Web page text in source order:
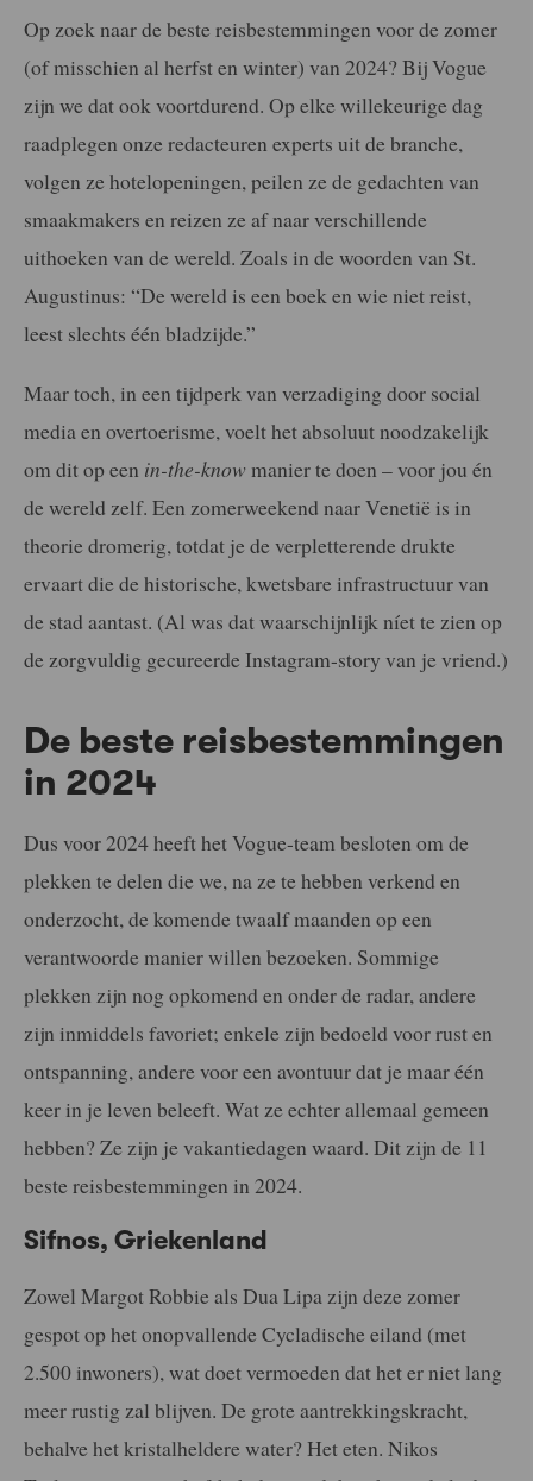
Op zoek naar de beste reisbestemmingen voor de zomer
(of misschien al herfst en winter) van 2024? Bij Vogue
zijn we dat ook voortdurend. Op elke willekeurige dag
raadplegen onze redacteuren experts uit de branche,
volgen ze hotelopeningen, peilen ze de gedachten van
smaakmakers en reizen ze af naar verschillende
uithoeken van de wereld. Zoals in de woorden van St.
Augustinus: “De wereld is een boek en wie niet reist,
leest slechts één bladzijde.”
Maar toch, in een tijdperk van verzadiging door social
media en overtoerisme, voelt het absoluut noodzakelijk
om dit op een in-the-know manier te doen – voor jou én
de wereld zelf. Een zomerweekend naar Venetië is in
theorie dromerig, totdat je de verpletterende drukte
ervaart die de historische, kwetsbare infrastructuur van
de stad aantast. (Al was dat waarschijnlijk níet te zien op
de zorgvuldig gecureerde Instagram-story van je vriend.)
De beste reisbestemmingen
in 2024
Dus voor 2024 heeft het Vogue-team besloten om de
plekken te delen die we, na ze te hebben verkend en
onderzocht, de komende twaalf maanden op een
verantwoorde manier willen bezoeken. Sommige
plekken zijn nog opkomend en onder de radar, andere
zijn inmiddels favoriet; enkele zijn bedoeld voor rust en
ontspanning, andere voor een avontuur dat je maar één
keer in je leven beleeft. Wat ze echter allemaal gemeen
hebben? Ze zijn je vakantiedagen waard. Dit zijn de 11
beste reisbestemmingen in 2024.
Sifnos, Griekenland
Zowel Margot Robbie als Dua Lipa zijn deze zomer
gespot op het onopvallende Cycladische eiland (met
2.500 inwoners), wat doet vermoeden dat het er niet lang
meer rustig zal blijven. De grote aantrekkingskracht,
behalve het kristalheldere water? Het eten. Nikos